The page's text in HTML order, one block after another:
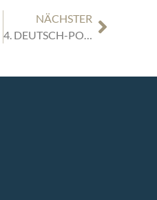
NÄCHSTER
4. DEUTSCH-POLNISCHER UNTERNEHMENSDIALOG IN NORDRHEIN-WESTFALEN